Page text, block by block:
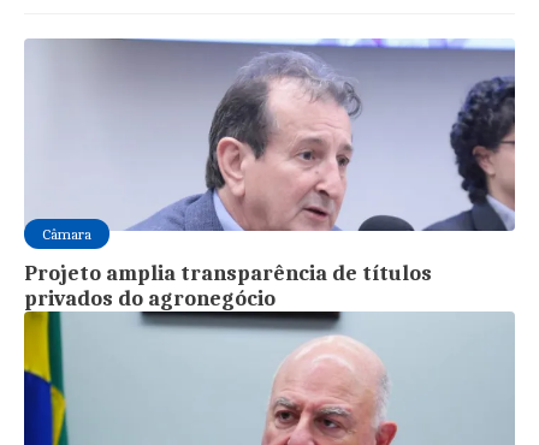
Câmara
Projeto amplia transparência de títulos
privados do agronegócio